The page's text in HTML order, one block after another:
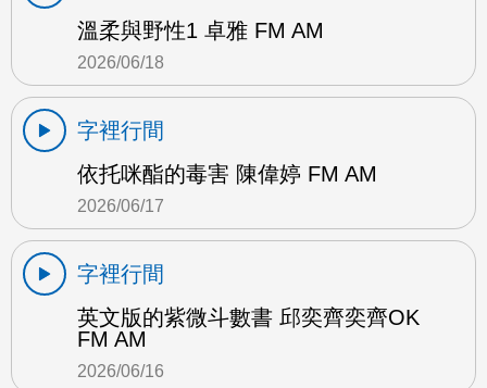
溫柔與野性1 卓雅 FM AM
2026/06/18
字裡行間
依托咪酯的毒害 陳偉婷 FM AM
2026/06/17
字裡行間
英文版的紫微斗數書 邱奕齊奕齊OK
FM AM
2026/06/16